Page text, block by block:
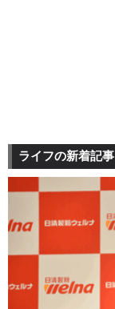
ライフの新着記事